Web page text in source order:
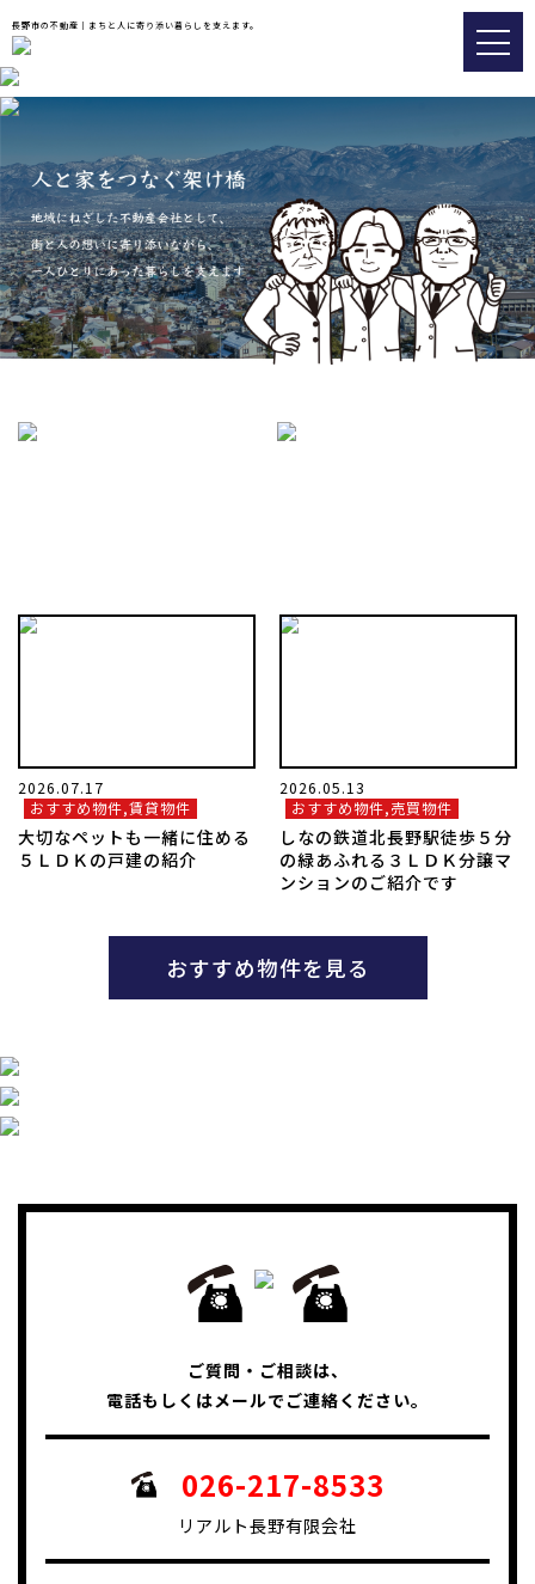
長野市の不動産｜まちと人に寄り添い暮らしを支えます。
026-217-8533
会社情報
販売実績事例
スタッフブログ
アクセス
2026.07.17
おすすめ物件,賃貸物件
大切なペットも一緒に住める
５ＬＤＫの戸建の紹介
2026.05.13
おすすめ物件,売買物件
しなの鉄道北長野駅徒歩５分
の緑あふれる３ＬＤＫ分譲マ
ンションのご紹介です
おすすめ物件を見る
ご質問・ご相談は、
電話もしくはメールでご連絡ください。
026-217-8533
リアルト長野有限会社